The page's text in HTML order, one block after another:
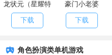
龙状元（星耀特
权）
下载
豪门小老婆
（GM版）
下载
角色扮演类单机游戏